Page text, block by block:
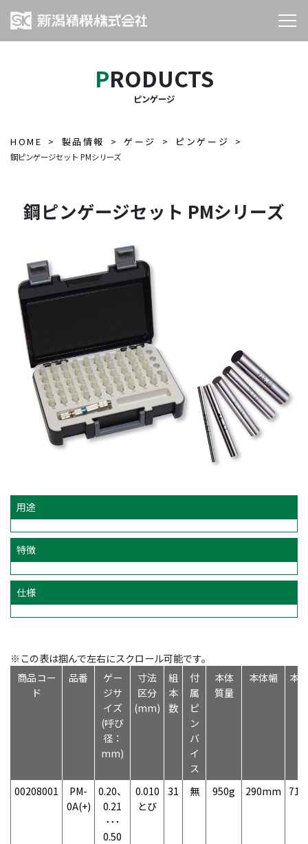
PRODUCTS
ピンゲージ
HOME 製品情報 ゲージ ピンゲージ
鋼ピンゲージセット PMシリーズ
鋼ピンゲージセット PMシリーズ
用途
特徴
仕様
※この表は掴んで左右にスクロール可能です。
商品コー
ド
品番
ゲー
ジサ
イズ
(呼び
径：
mm)
寸法
区分
(mm)
組
本
数
付
属
ピ
ン
バ
イ
ス
本体
質量
本体幅
本
00208001
PM-
0A(+)
0.20、
0.21
･･･
0.50
0.010
とび
31 無 950g 290mm